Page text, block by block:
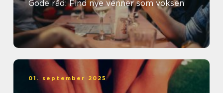
Gode råd: Find nye venner som voksen
01. september 2025